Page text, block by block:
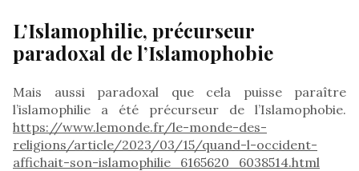
L’Islamophilie, précurseur
paradoxal de l’Islamophobie
Mais aussi paradoxal que cela puisse paraître
l’islamophilie a été précurseur de l’Islamophobie.
https://www.lemonde.fr/le-monde-des-
religions/article/2023/03/15/quand-l-occident-
affichait-son-islamophilie_6165620_6038514.html